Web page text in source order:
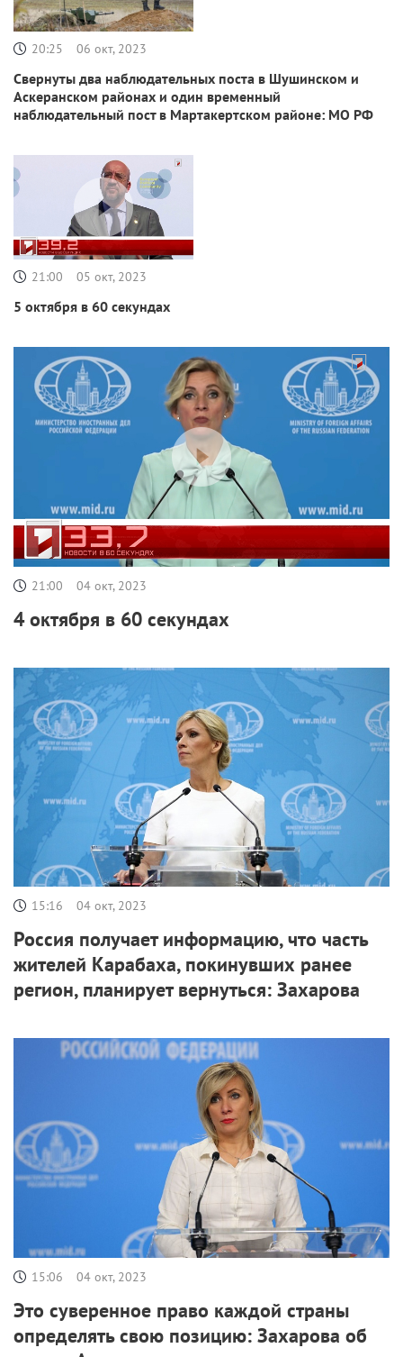
20:25 06 окт, 2023
Свернуты два наблюдательных поста в Шушинском и
Аскеранском районах и один временный
наблюдательный пост в Мартакертском районе: МО РФ
21:00 05 окт, 2023
5 октября в 60 секундах
21:00 04 окт, 2023
4 октября в 60 секундах
15:16 04 окт, 2023
Россия получает информацию, что часть
жителей Карабаха, покинувших ранее
регион, планирует вернуться: Захарова
15:06 04 окт, 2023
Это суверенное право каждой страны
определять свою позицию: Захарова об